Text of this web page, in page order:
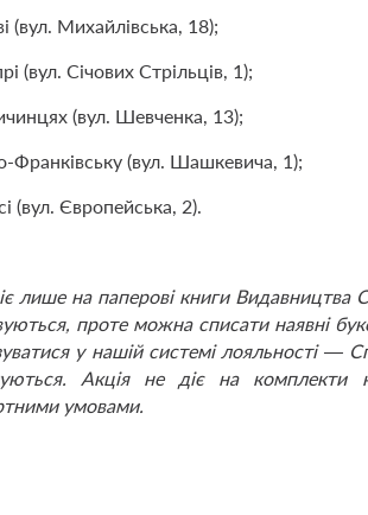
(вул. Михайлівська, 18);
(вул. Січових Стрільців, 1);
(вул. Шевченка, 13);
Франківську (вул. Шашкевича, 1);
(вул. Європейська, 2).
лише на паперові книги Видавництва
проте можна списати наявні
у нашій системі лояльності —
Акція не діє на комплекти
умовами.